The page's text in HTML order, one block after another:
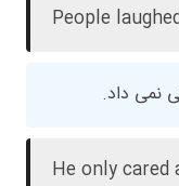
People
نمی داد.
He only cared